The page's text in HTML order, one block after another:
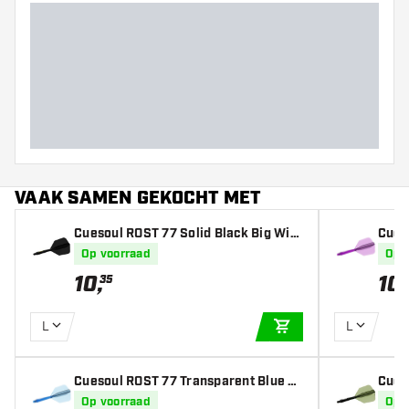
VAAK SAMEN GEKOCHT MET
Cuesoul ROST 77 Solid Black Big Win
g - Dart Flights
Op voorraad
10,35
L
IN WINKELWAGEN
Cuesoul ROST 77 Transparent Blue Bi
g Wing - Dart Flights
Op voorraad
Big
Op
10
L
Op